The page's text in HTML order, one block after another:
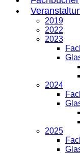
2019
2022
2023
2024
2025